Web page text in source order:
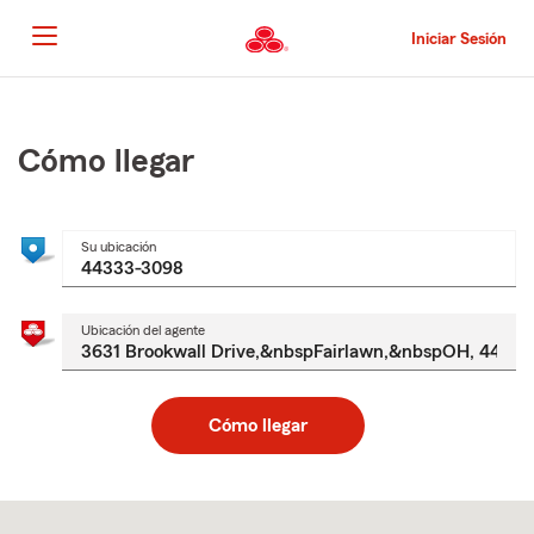
al
contenido
principal
Iniciar Sesión
principal
Cómo llegar
Su ubicación
Ubicación del agente
Cómo llegar
to